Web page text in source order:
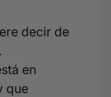
decir de
en
que